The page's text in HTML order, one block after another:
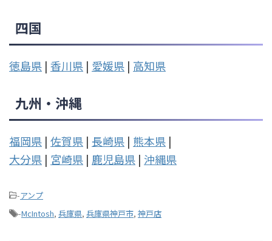
四国
徳島県 | 香川県 | 愛媛県 | 高知県
九州・沖縄
福岡県 | 佐賀県 | 長崎県 | 熊本県 |
大分県 | 宮崎県 | 鹿児島県 | 沖縄県
-アンプ
-McIntosh, 兵庫県, 兵庫県神戸市, 神戸店